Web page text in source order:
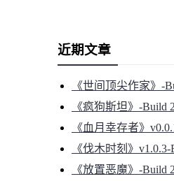
近期文章
《世间顶尖作家》-
《疯狗斯坦》-Build
《血月幸存者》
《伐木时刻》
《放置恶魔》-Build